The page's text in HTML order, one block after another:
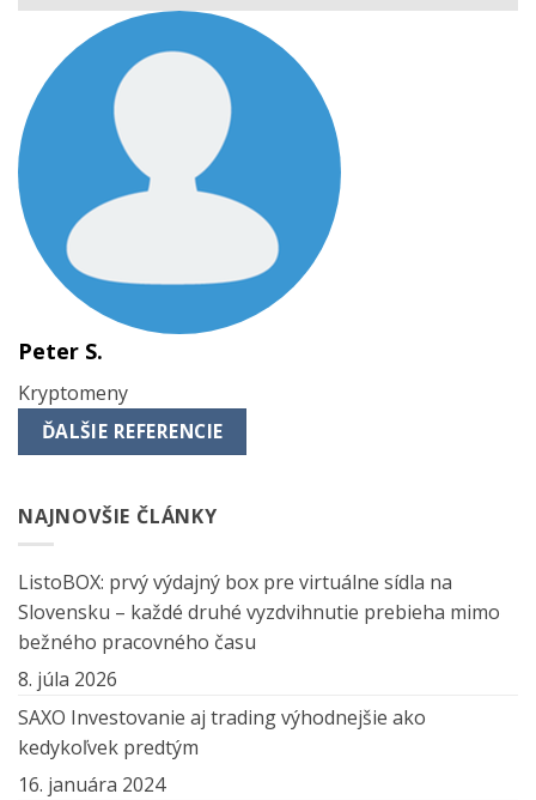
Peter S.
Kryptomeny
ĎALŠIE REFERENCIE
NAJNOVŠIE ČLÁNKY
ListoBOX: prvý výdajný box pre virtuálne sídla na
Slovensku – každé druhé vyzdvihnutie prebieha mimo
bežného pracovného času
8. júla 2026
SAXO Investovanie aj trading výhodnejšie ako
kedykoľvek predtým
16. januára 2024